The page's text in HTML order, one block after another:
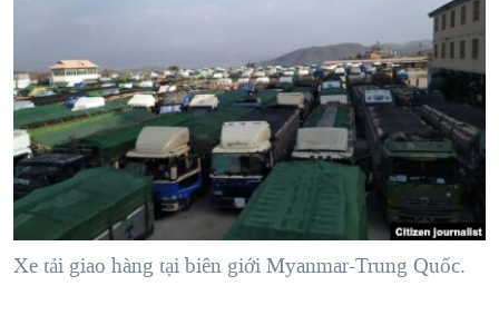
"Tìm"NGƯỜI VIỆT HẢI NGOẠI
ĐỜI SỐNG
KINH TẾ
KHOA HỌC
SỨC KHOẺ
VĂN HOÁ
CHIẾN TRANH THƯƠNG MẠI CỦA MỸ: QUÁ KHỨ VÀ HIỆN
HÀNH TRÌNH BẦU CỬ 2024
MỘT NĂM CHIẾN TRANH TẠI DẢI GAZA
GIẢI MÃ VÀNH ĐAI & CON ĐƯỜNG
NGÀY TỊ NẠN THẾ GIỚI
VIDEO
NGHE
MẠNG XÃ HỘI
Ngôn ngữ khác
Xe tải giao hàng tại biên giới Myanmar-Trung Quốc.